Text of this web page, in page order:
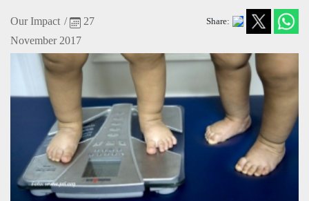
Our Impact /
27
November 2017
Share: